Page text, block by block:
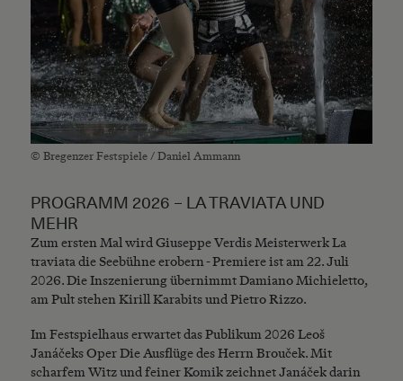
© Bregenzer Festspiele / Daniel Ammann
PROGRAMM 2026 – LA TRAVIATA UND
MEHR
Zum ersten Mal wird Giuseppe Verdis Meisterwerk La
traviata die Seebühne erobern - Premiere ist am 22. Juli
2026. Die Inszenierung übernimmt Damiano Michieletto,
am Pult stehen Kirill Karabits und Pietro Rizzo.
Im Festspielhaus erwartet das Publikum 2026 Leoš
Janáčeks Oper Die Ausflüge des Herrn Brouček. Mit
scharfem Witz und feiner Komik zeichnet Janáček darin